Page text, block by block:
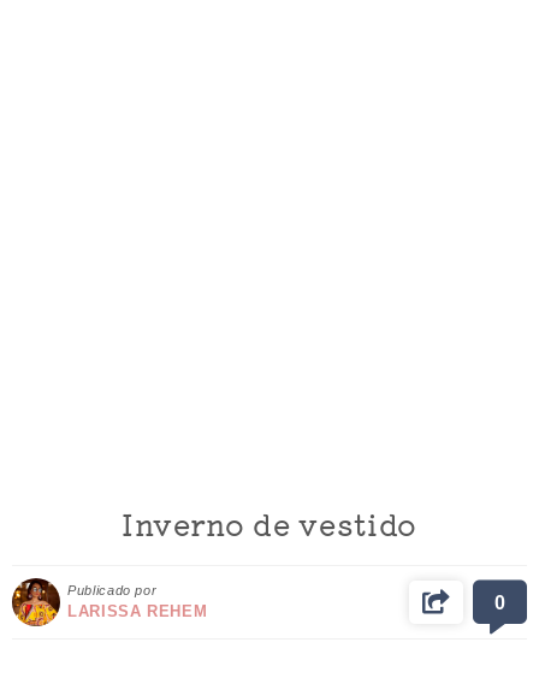
Inverno de vestido
Publicado por
LARISSA REHEM 0